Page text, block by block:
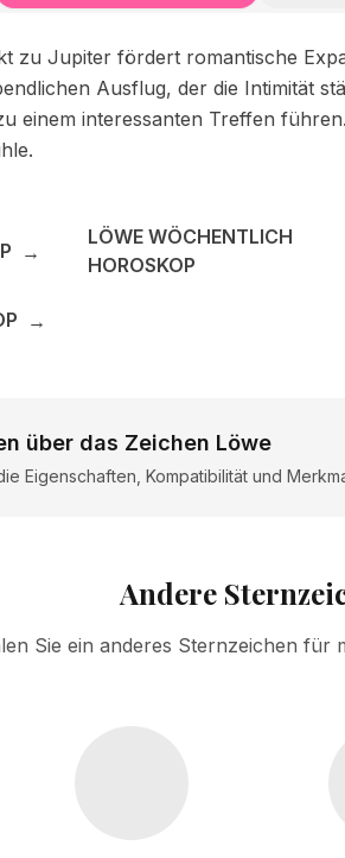
zu Jupiter fördert romantische
Ausflug, der die Intimität
einem interessanten Treffen
→
LÖWE WÖCHENTLICH
HOROSKOP
→
über das Zeichen Löwe
Eigenschaften, Kompatibilität und
Andere
Sie ein anderes Sternzeichen für